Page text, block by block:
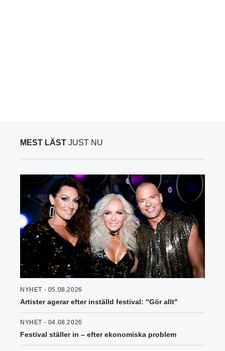
MEST LÄST JUST NU
NYHET - 05.08.2026
Artister agerar efter inställd festival: "Gör allt"
NYHET - 04.08.2026
Festival ställer in – efter ekonomiska problem